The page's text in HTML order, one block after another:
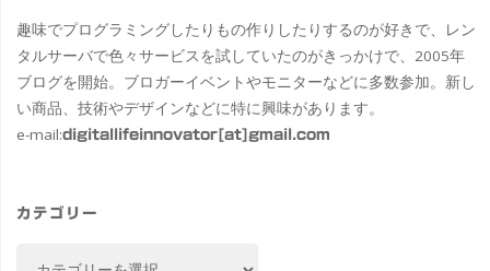
趣味でプログラミングしたりもの作りしたりするのが好きで、レン
タルサーバで色々サービスを試していたのがきっかけで、2005年
ブログを開始。ブロガーイベントやモニターなどに多数参加。新し
い商品、技術やデザインなどに特に興味があります。
e-mail:digitallifeinnovator[at]gmail.com
カテゴリー